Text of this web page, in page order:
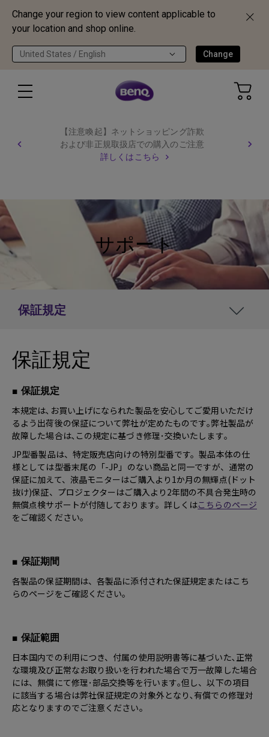
Change your region to view content applicable to
your location and shop online.
United States / English Change
【注意喚起】ネットショッピング詐欺
および非正規取扱店での購入のご注意
詳しくはこちら
サポート
保証規定
保証規定
■ 保証規定
本規定は､お買い上げになられた製品を安心してご愛用いただけ
るよう出荷後の保証について弊社が定めたものです｡弊社製品が
故障した場合は､この規定に基づき修理･交換いたします｡
JP型番製品は、特定販売店向けの特別型番です。製品本体の仕
様としては型番末尾の「-JP」のない商品と同一ですが、通常の
保証に加えて、液晶モニターはご購入より1か月の無輝点(ドット
抜け)保証、プロジェクターはご購入より2年間の不具合発生時の
無償点検サポートが付随しております。詳しくはこちらのページ
をご確認ください。
■ 保証期間
各製品の保証期間は、各製品に添付された保証規定またはこち
らのページをご確認ください。
■ 保証範囲
日本国内での利用につき、付属の使用説明書等に基づいた､正常
な環境及び正常なお取り扱いを行われた場合で万一故障した場合
には、無償にて修理･部品交換等を行います｡但し、以下の項目
に該当する場合は弊社保証規定の対象外となり､有償での修理対
応となりますのでご注意ください｡